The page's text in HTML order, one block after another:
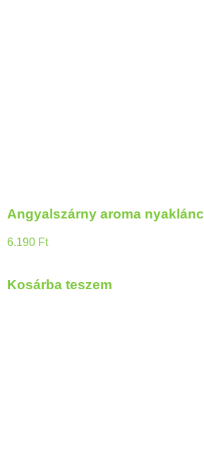
Angyalszárny aroma nyaklánc
6.190 Ft
Kosárba teszem